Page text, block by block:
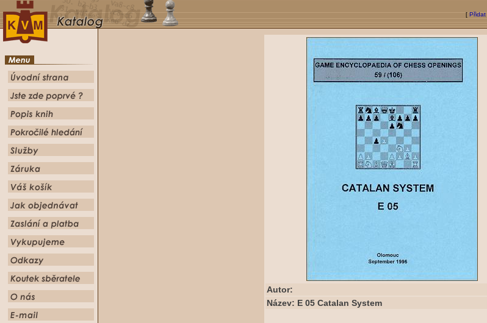
[
Autor:
Název: E 05 Catalan System